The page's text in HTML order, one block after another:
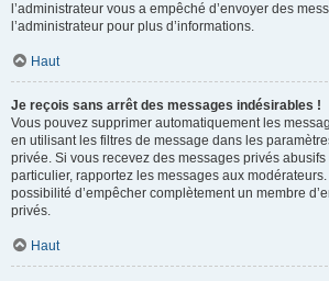
l’administrateur vous a empêché d’envoyer des
l’administrateur pour plus d’informations.
Haut
Je reçois sans arrêt des messages indésirables !
Vous pouvez supprimer automatiquement les
en utilisant les filtres de message dans les
privée. Si vous recevez des messages privés abusifs
particulier, rapportez les messages aux
possibilité d’empêcher complètement un membre
privés.
Haut